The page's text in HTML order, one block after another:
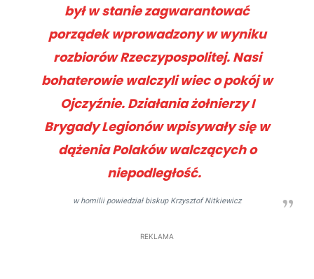
był w stanie zagwarantować
porządek wprowadzony w wyniku
rozbiorów Rzeczypospolitej. Nasi
bohaterowie walczyli wiec o pokój w
Ojczyźnie. Działania żołnierzy I
Brygady Legionów wpisywały się w
dążenia Polaków walczących o
niepodległość.
w homilii powiedział biskup Krzysztof Nitkiewicz
REKLAMA